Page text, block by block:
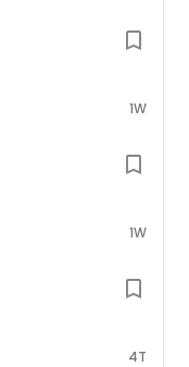
1W
1W
4T